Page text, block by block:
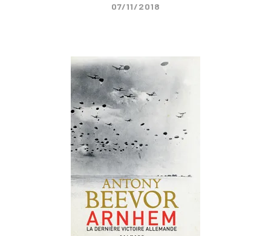
07/11/2018